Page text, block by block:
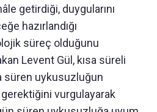
getirdiği, duygularını
hazırlandığı
süreç olduğunu
Levent Gül, kısa süreli
süren uykusuzluğun
gerektiğini vurgulayarak